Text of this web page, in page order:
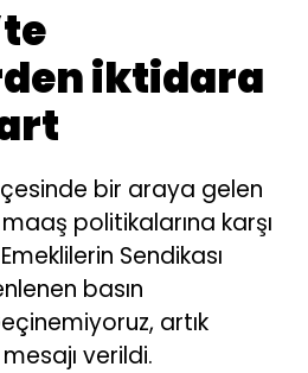
iktidara
bir araya gelen
politikalarına karşı
Sendikası
basın
artık
mesajı verildi.